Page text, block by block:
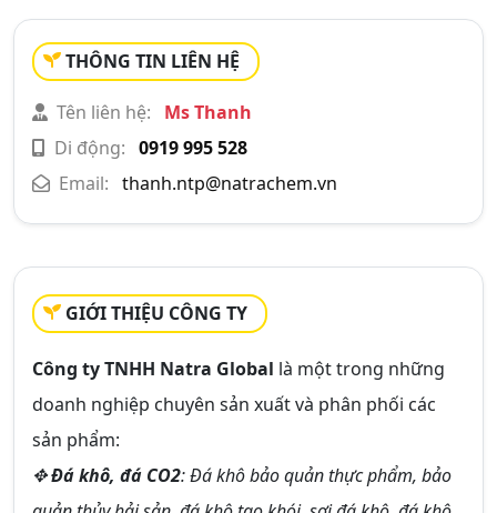
THÔNG TIN LIÊN HỆ
Tên liên hệ:
Ms Thanh
Di động: 0919 995 528
Email: thanh.ntp@natrachem.vn
GIỚI THIỆU CÔNG TY
Công ty TNHH Natra Global là một trong những
doanh nghiệp chuyên sản xuất và phân phối các
sản phẩm:
✥Đá khô, đá CO2: Đá khô bảo quản thực phẩm, bảo